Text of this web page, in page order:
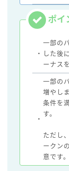
・
一部の
した後
ーナス
・
一部の
増やし
条件を
す。
ただし
ークン
意です。